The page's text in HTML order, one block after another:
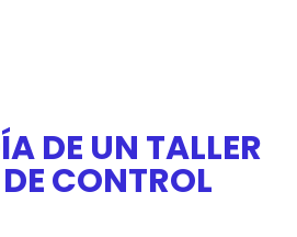
DE UN TALLER
CONTROL